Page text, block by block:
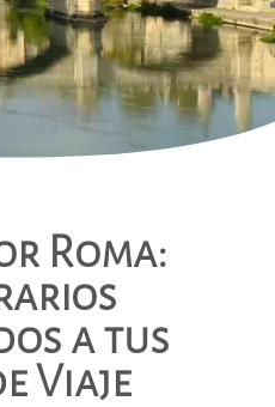
Roma:
a tus
Viaje